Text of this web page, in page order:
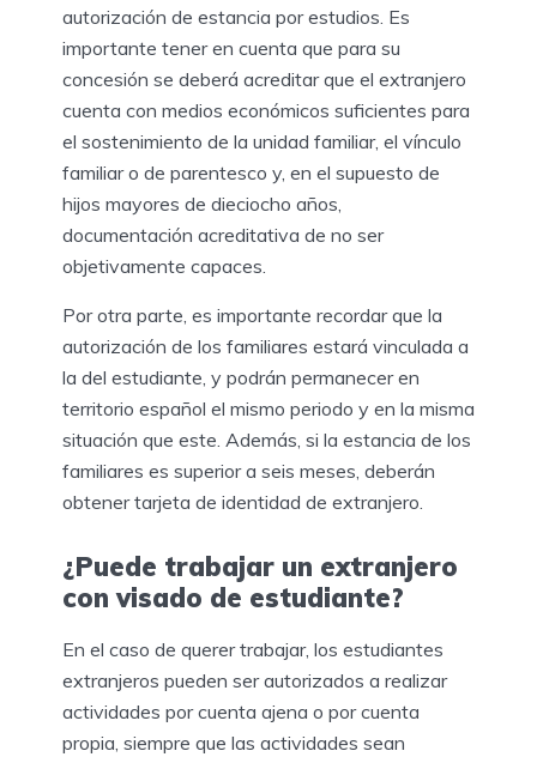
autorización de estancia por estudios. Es
importante tener en cuenta que para su
concesión se deberá acreditar que el extranjero
cuenta con medios económicos suficientes para
el sostenimiento de la unidad familiar, el vínculo
familiar o de parentesco y, en el supuesto de
hijos mayores de dieciocho años,
documentación acreditativa de no ser
objetivamente capaces.
Por otra parte, es importante recordar que la
autorización de los familiares estará vinculada a
la del estudiante, y podrán permanecer en
territorio español el mismo periodo y en la misma
situación que este. Además, si la estancia de los
familiares es superior a seis meses, deberán
obtener tarjeta de identidad de extranjero.
¿Puede trabajar un extranjero
con visado de estudiante?
En el caso de querer trabajar, los estudiantes
extranjeros pueden ser autorizados a realizar
actividades por cuenta ajena o por cuenta
propia, siempre que las actividades sean